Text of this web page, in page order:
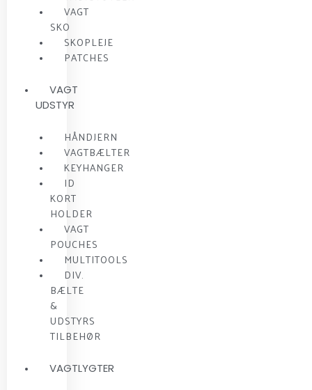
VAGT
SKO
SKOPLEJE
PATCHES
VAGT
UDSTYR
HÅNDJERN
VAGTBÆLTER
KEYHANGER
ID
KORT
HOLDER
VAGT
POUCHES
MULTITOOLS
DIV.
BÆLTE
&
UDSTYRS
TILBEHØR
VAGTLYGTER